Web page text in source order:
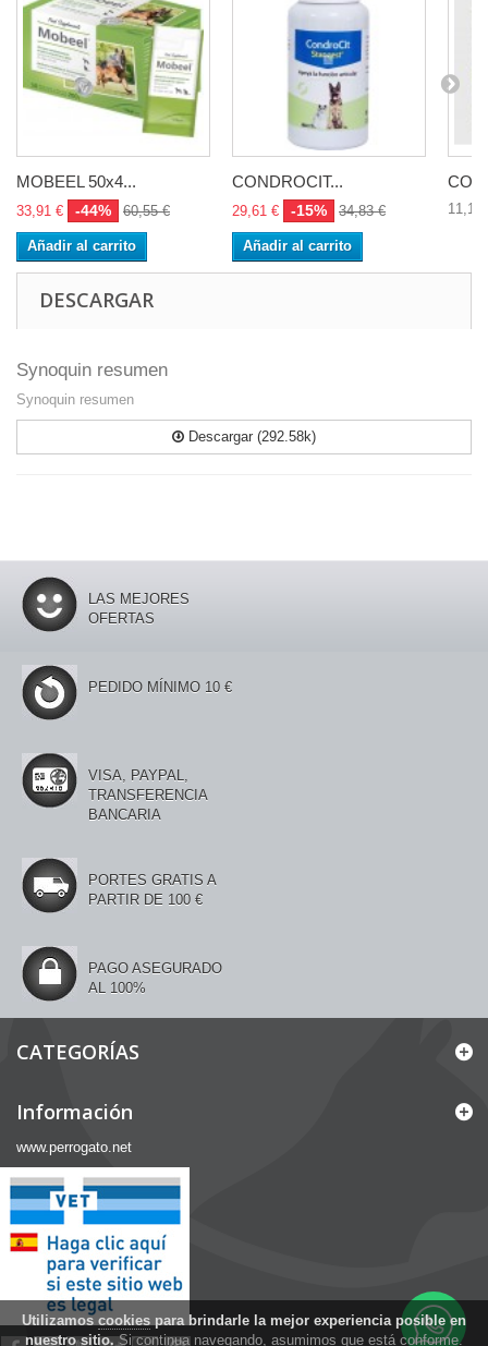
Utilizamos cookies para brindarle la mejor experiencia posible en
nuestro sitio. Si continua navegando, asumimos que está conforme.
MOBEEL 50x4...
33,91 € -44% 60,55 €
Añadir al carrito
CONDROCIT...
29,61 € -15% 34,83 €
Añadir al carrito
11,14
DESCARGAR
Synoquin resumen
Synoquin resumen
Descargar (292.58k)
LAS MEJORES
OFERTAS
PEDIDO MÍNIMO 10 €
VISA, PAYPAL,
TRANSFERENCIA
BANCARIA
PORTES GRATIS A
PARTIR DE 100 €
PAGO ASEGURADO
AL 100%
CATEGORÍAS
Información
www.perrogato.net